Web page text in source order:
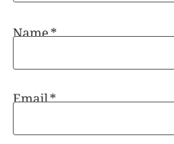
Name*
Email*